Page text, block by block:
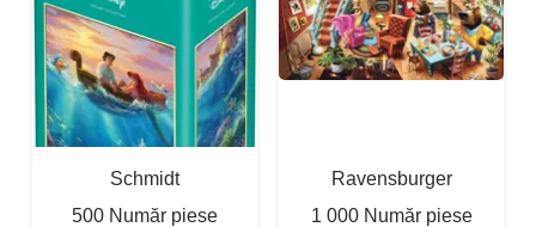
Schmidt
500 Număr piese
Ravensburger
1 000 Număr piese